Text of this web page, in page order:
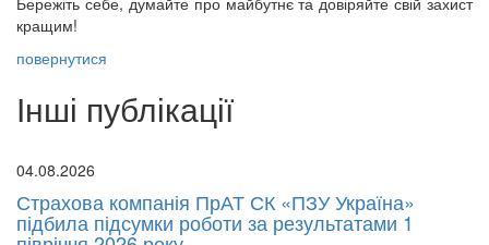
кращим!
повернутися
Інші публікації
04.08.2026
Страхова компанія ПрАТ СК «ПЗУ Україна»
підбила підсумки роботи за результатами 1